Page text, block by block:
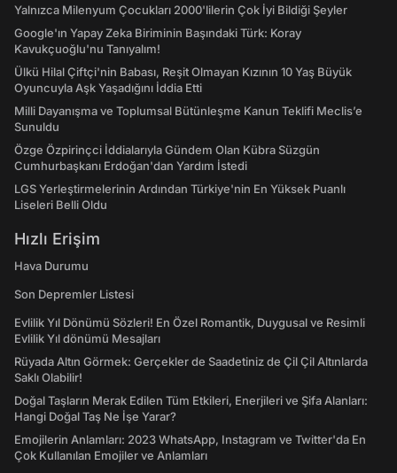
Yalnızca Milenyum Çocukları 2000'lilerin Çok İyi Bildiği Şeyler
Google'ın Yapay Zeka Biriminin Başındaki Türk: Koray
Kavukçuoğlu'nu Tanıyalım!
Ülkü Hilal Çiftçi'nin Babası, Reşit Olmayan Kızının 10 Yaş Büyük
Oyuncuyla Aşk Yaşadığını İddia Etti
Milli Dayanışma ve Toplumsal Bütünleşme Kanun Teklifi Meclis’e
Sunuldu
Özge Özpirinçci İddialarıyla Gündem Olan Kübra Süzgün
Cumhurbaşkanı Erdoğan'dan Yardım İstedi
LGS Yerleştirmelerinin Ardından Türkiye'nin En Yüksek Puanlı
Liseleri Belli Oldu
Hızlı Erişim
Hava Durumu
Son Depremler Listesi
Evlilik Yıl Dönümü Sözleri! En Özel Romantik, Duygusal ve Resimli
Evlilik Yıl dönümü Mesajları
Rüyada Altın Görmek: Gerçekler de Saadetiniz de Çil Çil Altınlarda
Saklı Olabilir!
Doğal Taşların Merak Edilen Tüm Etkileri, Enerjileri ve Şifa Alanları:
Hangi Doğal Taş Ne İşe Yarar?
Emojilerin Anlamları: 2023 WhatsApp, Instagram ve Twitter'da En
Çok Kullanılan Emojiler ve Anlamları